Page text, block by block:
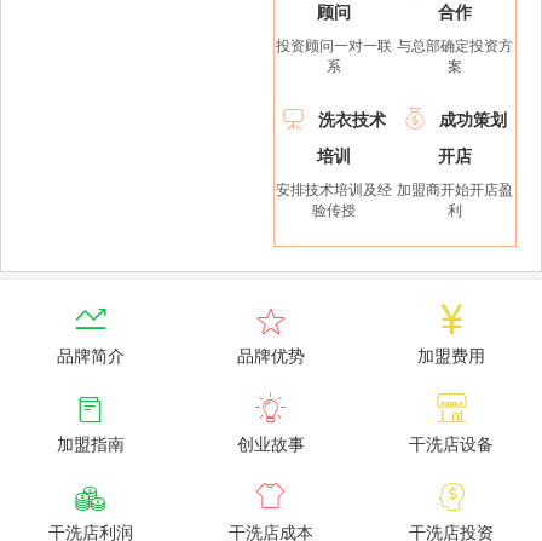
顾问
投资顾问一对一联
系
合作
与总部确定投资方
案

洗衣技术
培训
安排技术培训及经
验传授

成功策划
开店
加盟商开始开店盈
利

品牌简介

品牌优势

加盟费用

加盟指南

创业故事

干洗店设备

干洗店利润

干洗店成本

干洗店投资